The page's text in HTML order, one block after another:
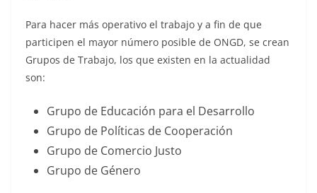
Para hacer más operativo el trabajo y a fin de que
participen el mayor número posible de ONGD, se crean
Grupos de Trabajo, los que existen en la actualidad
son:
Grupo de Educación para el Desarrollo
Grupo de Políticas de Cooperación
Grupo de Comercio Justo
Grupo de Género